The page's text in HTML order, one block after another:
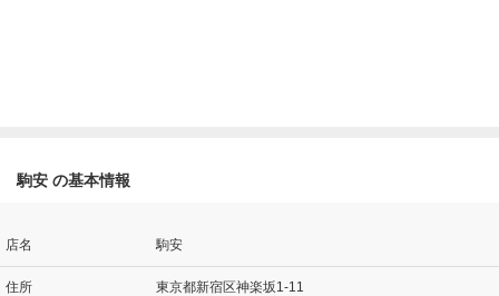
駒安 の基本情報
店名 駒安
住所 東京都新宿区神楽坂1-11